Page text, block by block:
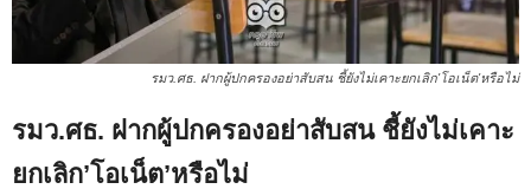
รมว.ศธ. ฝากผู้ปกครองอย่าสับสน ชี้ยังไม่เคาะยกเลิก'โอเน็ต'หรือไม่
รมว.ศธ. ฝากผู้ปกครองอย่าสับสน ชี้ยังไม่เคาะ
ยกเลิก’โอเน็ต’หรือไม่